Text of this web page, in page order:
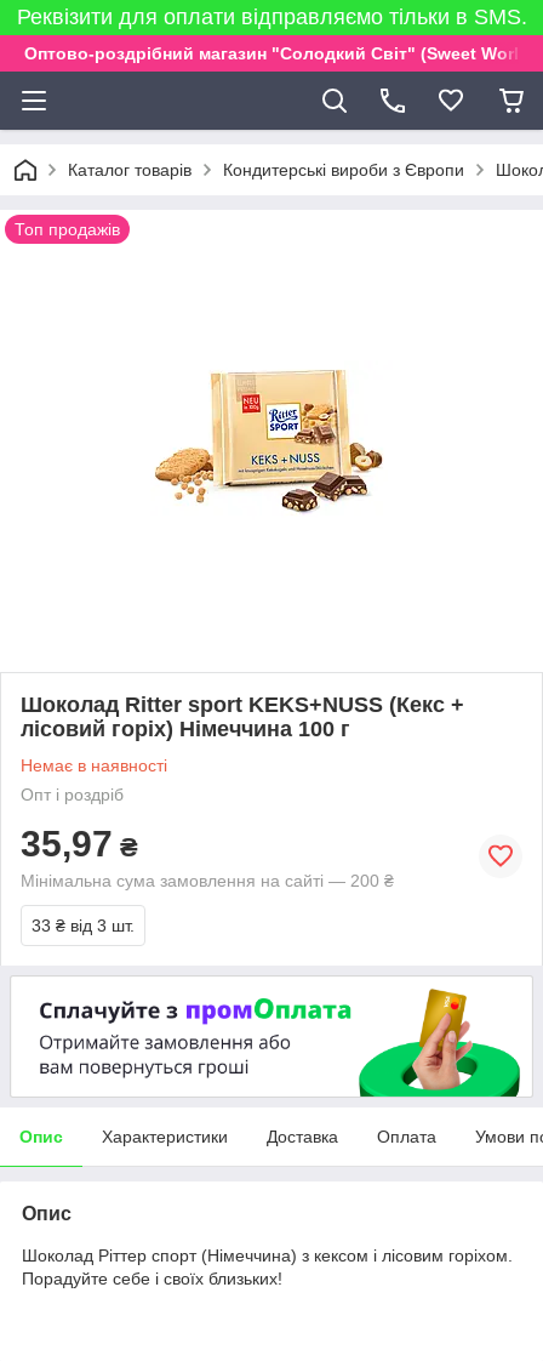
Реквізити для оплати відправляємо тільки в SMS.
Оптово-роздрібний магазин "Солодкий Світ" (Sweet World)
Каталог товарів Кондитерські вироби з Європи
Топ продажів
Шоколад Ritter sport KEKS+NUSS (Кекс +
лісовий горіх) Німеччина 100 г
Немає в наявності
Опт і роздріб
35,97 ₴
Мінімальна сума замовлення на сайті — 200 ₴
33 ₴ від 3 шт.
Опис Характеристики Доставка Оплата Умови
Опис
Шоколад Ріттер спорт (Німеччина) з кексом і лісовим горіхом.
Порадуйте себе і своїх близьких!